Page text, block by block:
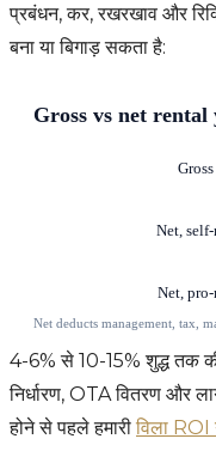
प्रबंधन, कर, रखरखाव और
बना या बिगाड़ सकता है:
4-6% से 10-15% शुद्ध तक
निर्धारण, OTA वितरण और
होने से पहले हमारी विला ROI